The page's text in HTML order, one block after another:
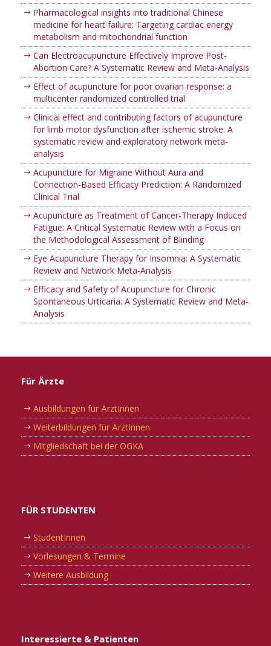
Pharmacological insights into traditional Chinese
medicine for heart failure: Targeting cardiac energy
metabolism and mitochondrial function
Can Electroacupuncture Effectively Improve Post-
Abortion Care? A Systematic Review and Meta-Analysis
Effect of acupuncture for poor ovarian response: a
multicenter randomized controlled trial
Clinical effect and contributing factors of acupuncture
for limb motor dysfunction after ischemic stroke: A
systematic review and exploratory network meta-
analysis
Acupuncture for Migraine Without Aura and
Connection-Based Efficacy Prediction: A Randomized
Clinical Trial
Acupuncture as Treatment of Cancer-Therapy Induced
Fatigue: A Critical Systematic Review with a Focus on
the Methodological Assessment of Blinding
Eye Acupuncture Therapy for Insomnia: A Systematic
Review and Network Meta-Analysis
Efficacy and Safety of Acupuncture for Chronic
Spontaneous Urticaria: A Systematic Review and Meta-
Analysis
Für Ärzte
Ausbildungen für ÄrztInnen
Weiterbildungen für ÄrztInnen
Mitgliedschaft bei der OGKA
FÜR STUDENTEN
StudentInnen
Vorlesungen & Termine
Weitere Ausbildung
Interessierte & Patienten